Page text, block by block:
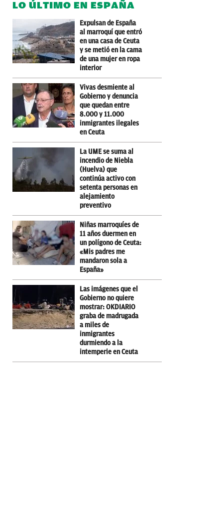
LO ÚLTIMO EN ESPAÑA
Expulsan de España
al marroquí que entró
en una casa de Ceuta
y se metió en la cama
de una mujer en ropa
interior
Vivas desmiente al
Gobierno y denuncia
que quedan entre
8.000 y 11.000
inmigrantes ilegales
en Ceuta
La UME se suma al
incendio de Niebla
(Huelva) que
continúa activo con
setenta personas en
alejamiento
preventivo
Niñas marroquíes de
11 años duermen en
un polígono de Ceuta:
«Mis padres me
mandaron sola a
España»
Las imágenes que el
Gobierno no quiere
mostrar: OKDIARIO
graba de madrugada
a miles de
inmigrantes
durmiendo a la
intemperie en Ceuta